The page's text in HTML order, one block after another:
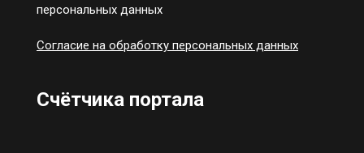
персональных данных
Согласие на обработку персональных данных
Счётчика портала